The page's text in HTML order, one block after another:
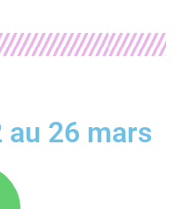
au 26 mars